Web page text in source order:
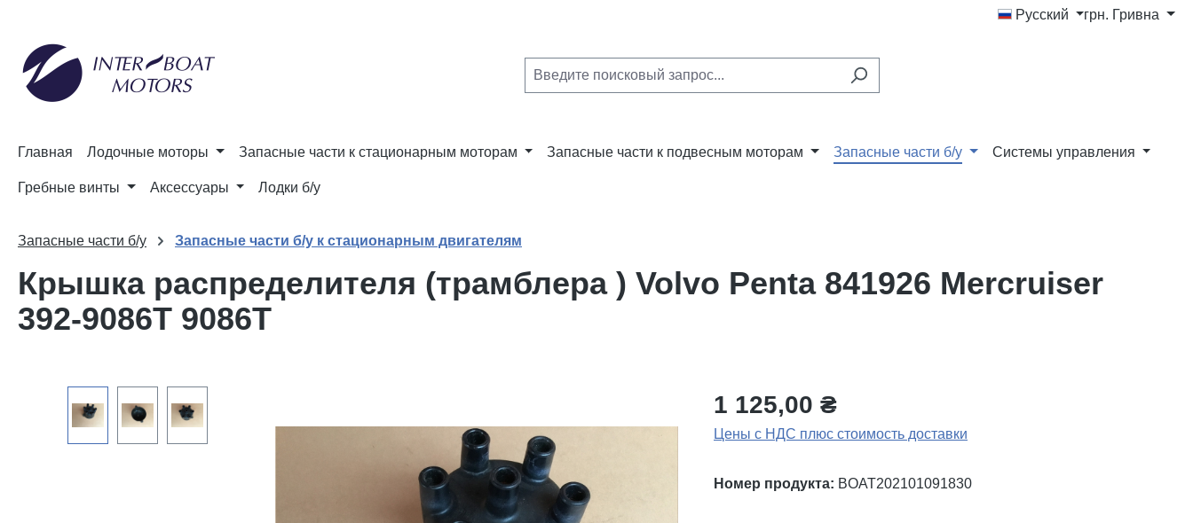
Русский грн. Гривна
Главная Лодочные моторы Запасные части к стационарным моторам Запасные части к подвесным моторам Запасные части б/у Системы управления
Гребные винты Аксессуары Лодки б/у
Запасные части б/у Запасные части б/у к стационарным двигателям
Крышка распределителя (трамблера ) Volvo Penta 841926 Mercruiser
392-9086T 9086T
1 125,00 ₴
Цены с НДС плюс стоимость доставки
Номер продукта: BOAT202101091830